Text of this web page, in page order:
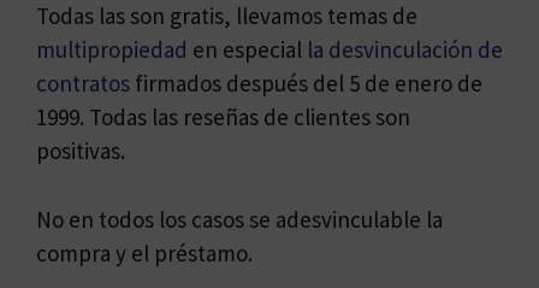
Todas las son gratis, llevamos temas de
multipropiedad en especial la desvinculación de
contratos firmados después del 5 de enero de
1999. Todas las reseñas de clientes son
positivas.
No en todos los casos se adesvinculable la
compra y el préstamo.